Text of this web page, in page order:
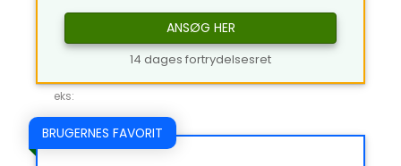
ANSØG HER
14 dages fortrydelsesret
eks:
BRUGERNES FAVORIT